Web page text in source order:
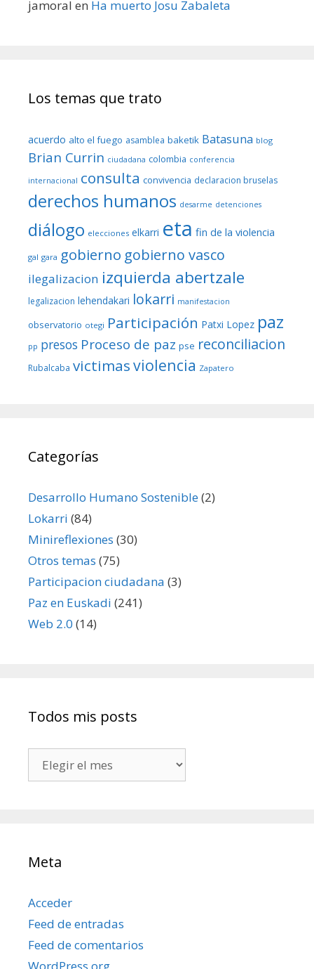
jamoral en Ha muerto Josu Zabaleta
Los temas que trato
acuerdo alto el fuego asamblea baketik Batasuna blog
Brian Currin ciudadana colombia conferencia
internacional consulta convivencia declaracion bruselas
derechos humanos desarme detenciones
diálogo elecciones elkarri eta fin de la violencia
gal gara gobierno gobierno vasco
ilegalizacion izquierda abertzale
legalizacion lehendakari lokarri manifestacion
observatorio otegi Participación Patxi Lopez paz
pp presos Proceso de paz pse reconciliacion
Rubalcaba victimasviolencia Zapatero
Categorías
Desarrollo Humano Sostenible(2)
Lokarri (84)
Minireflexiones (30)
Otros temas (75)
Participacion ciudadana (3)
Paz en Euskadi (241)
Web 2.0 (14)
Todos mis posts
mis
Meta
Acceder
Feed de entradas
Feed de comentarios